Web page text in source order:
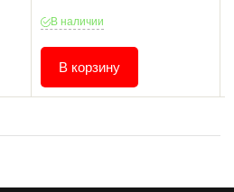
В наличии
В корзину